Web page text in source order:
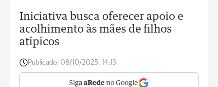
Iniciativa busca oferecer apoio e
acolhimento às mães de filhos
atípicos
Publicado: 08/10/2025, 14:13
Siga aRede no Google